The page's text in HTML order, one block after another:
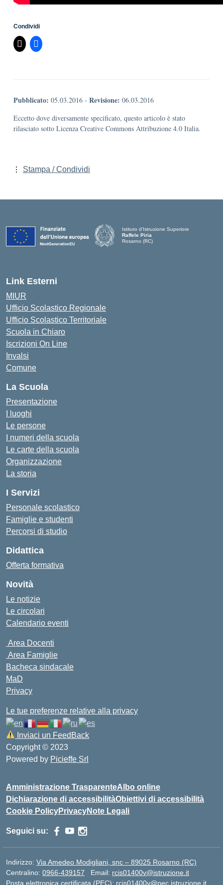
Condividi
Pubblicato: 05.03.2016 - Revisione: 06.03.2016
Eccetto dove diversamente specificato, questo articolo è stato
rilasciato sotto Licenza Creative Commons Attribuzione 4.0 Italia.
Stampa / Condividi
Istituto d'Istruzione Superiore
Raffele Piria
Rosarno (RC)
Link Esterni
MIUR
Ufficio Scolastico Regionale
Ufficio Scolastico Territoriale
Scuola in Chiaro
Iscrizioni On Line
Invalsi
Comune
La Scuola
Presentazione
I luoghi
Le persone
I numeri della scuola
Le carte della scuola
Organizzazione
La storia
I Servizi
Personale scolastico
Famiglie e studenti
Percorsi di studio
Didattica
Offerta formativa
Novità
Le notizie
Le circolari
Calendario eventi
Area Docenti
Area Famiglie
Bacheca sindacale
MaD
Privacy
Le tue preferenze relative alla privacy
Inviaci un FeedBack
Copyright © 2023
Powered by Picieffe Srl
Amministrazione TrasparenteAlbo online
Dichiarazione di accessibilitàObiettivi di accessibilità
Cookie PolicyPrivacyNote Legali
Seguici su:
Indirizzo: Via Amedeo Modigliani, snc – 89025 Rosarno (RC)
Centralino: 0966-439157 Email: rcis01400v@istruzione.it
Posta elettronica certificata (PEC): rcis01400v@pec.istruzione.it